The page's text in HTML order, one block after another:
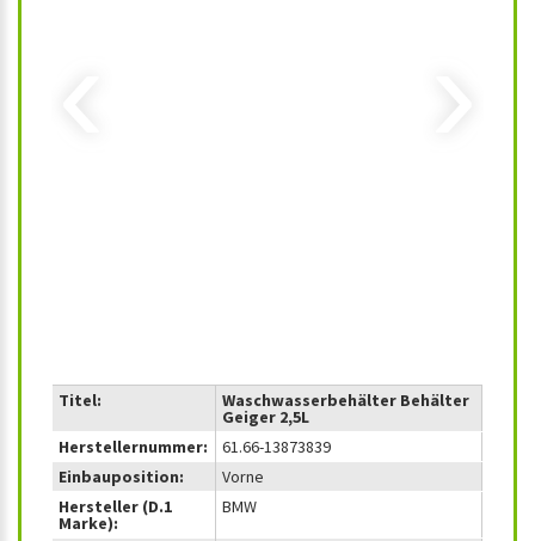
Titel: Waschwasserbehälter Behälter
Geiger 2,5L
Herstellernummer:
61.66-13873839
Einbauposition:
Vorne
Hersteller (D.1
Marke):
BMW